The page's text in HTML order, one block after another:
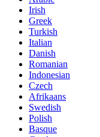
Irish
Greek
Turkish
Italian
Danish
Romanian
Indonesian
Czech
Afrikaans
Swedish
Polish
Basque